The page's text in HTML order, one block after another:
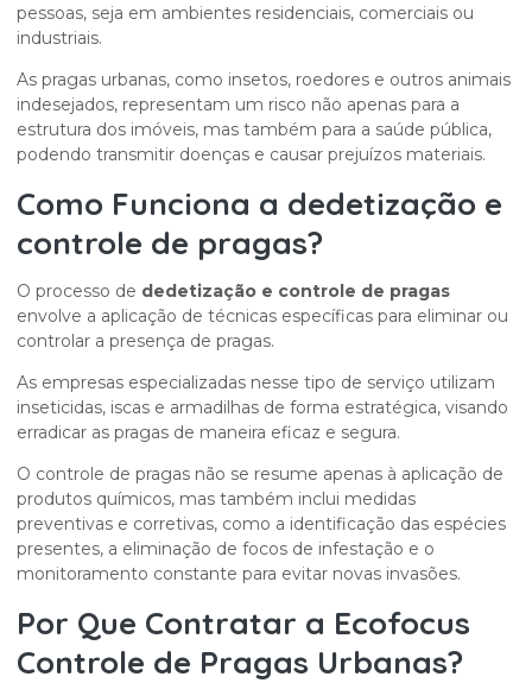
pessoas, seja em ambientes residenciais, comerciais ou
industriais.
As pragas urbanas, como insetos, roedores e outros animais
indesejados, representam um risco não apenas para a
estrutura dos imóveis, mas também para a saúde pública,
podendo transmitir doenças e causar prejuízos materiais.
Como Funciona a dedetização e
controle de pragas?
O processo de dedetização e controle de pragas
envolve a aplicação de técnicas específicas para eliminar ou
controlar a presença de pragas.
As empresas especializadas nesse tipo de serviço utilizam
inseticidas, iscas e armadilhas de forma estratégica, visando
erradicar as pragas de maneira eficaz e segura.
O controle de pragas não se resume apenas à aplicação de
produtos químicos, mas também inclui medidas
preventivas e corretivas, como a identificação das espécies
presentes, a eliminação de focos de infestação e o
monitoramento constante para evitar novas invasões.
Por Que Contratar a Ecofocus
Controle de Pragas Urbanas?